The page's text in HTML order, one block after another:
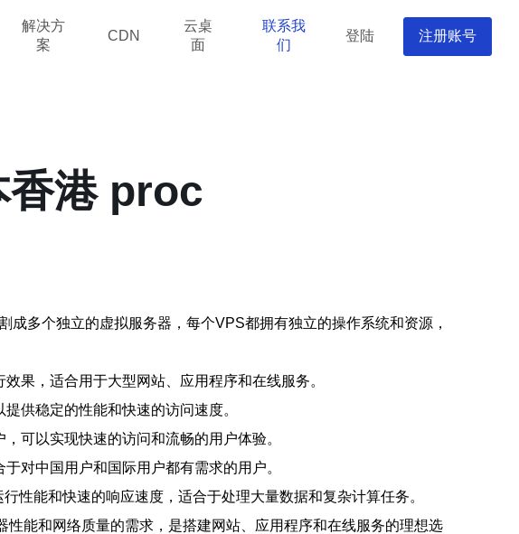
解决方
案
CDN
云桌
面
联系我
们
登陆 注册账号
香港 proc
多个独立的虚拟服务器，每个VPS都拥有独立的操作系统和资源，
果，适合用于大型网站、应用程序和在线服务。
供稳定的性能和快速的访问速度。
可以实现快速的访问和流畅的用户体验。
对中国用户和国际用户都有需求的用户。
性能和快速的响应速度，适合于处理大量数据和复杂计算任务。
能和网络质量的需求，是搭建网站、应用程序和在线服务的理想选